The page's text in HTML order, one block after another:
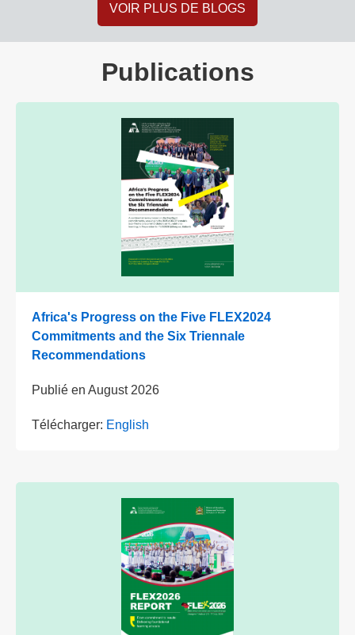
VOIR PLUS DE BLOGS
Publications
Africa's Progress on the Five FLEX2024
Commitments and the Six Triennale
Recommendations
Publié en August 2026
Télécharger: English